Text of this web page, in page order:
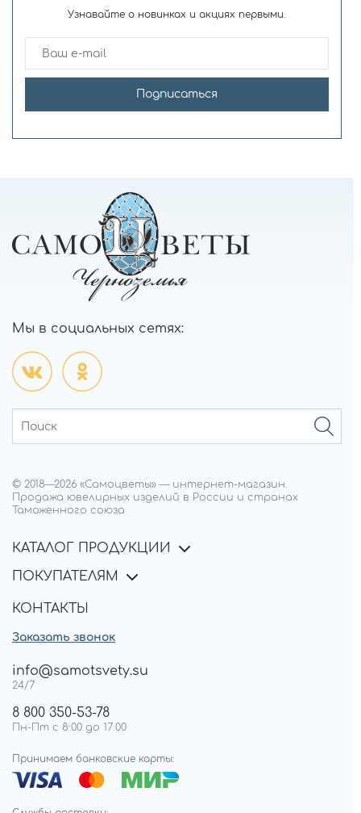
Узнавайте о новинках и акциях первыми.
Подписаться
Мы в социальных сетях:
© 2018—2026 «Самоцветы» — интернет-магазин.
Продажа ювелирных изделий в России и странах
Таможенного союза
КАТАЛОГ ПРОДУКЦИИ
ПОКУПАТЕЛЯМ
КОНТАКТЫ
Заказать звонок
info@samotsvety.su
24/7
8 800 350-53-78
Пн-Пт с 8:00 до 17:00
Принимаем банковские карты: